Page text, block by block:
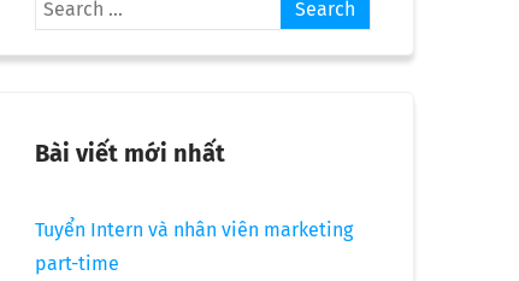
Bài viết mới nhất
Tuyển Intern và nhân viên marketing
part-time